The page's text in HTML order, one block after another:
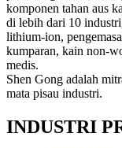
komponen tahan aus
di lebih dari 10
lithium-ion,
kumparan, kain non-
medis.
Shen Gong adalah
mata pisau industri.
INDUSTRI